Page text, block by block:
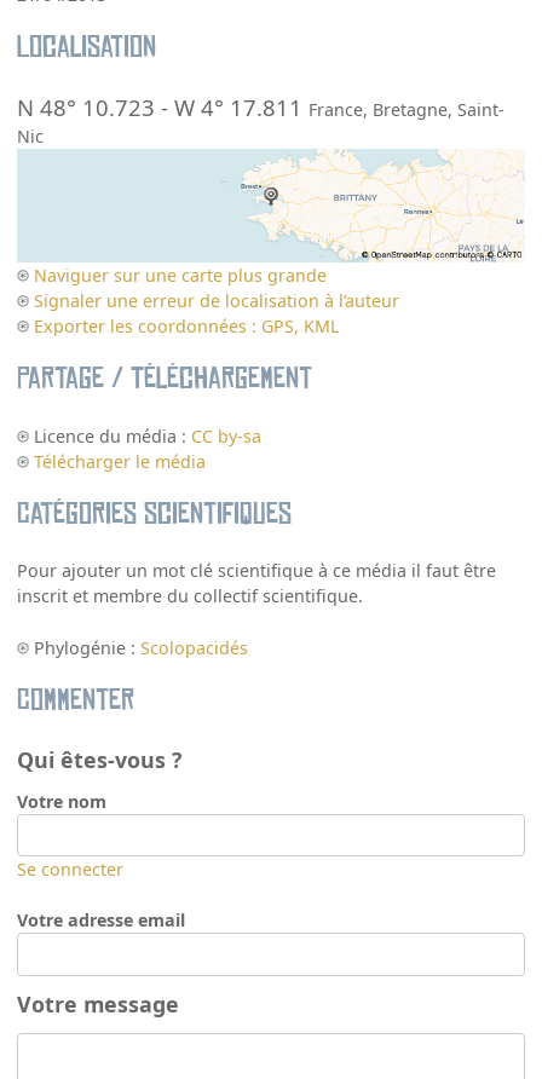
Localisation
N 48° 10.723 -W 4° 17.811 France, Bretagne,Saint-
Nic
Naviguer sur une carte plus grande
Signaler une erreur de localisation à l’auteur
Exporter les coordonnées : GPS, KML
Partage / Téléchargement
Licence du média : CC by-sa
Télécharger le média
Catégories scientifiques
Pour ajouter un mot clé scientifique à ce média il faut être
inscrit et membre du collectif scientifique.
Phylogénie :Scolopacidés
Commenter
Qui êtes-vous ?
Votre nom
Se connecter
Votre adresse email
Votre message